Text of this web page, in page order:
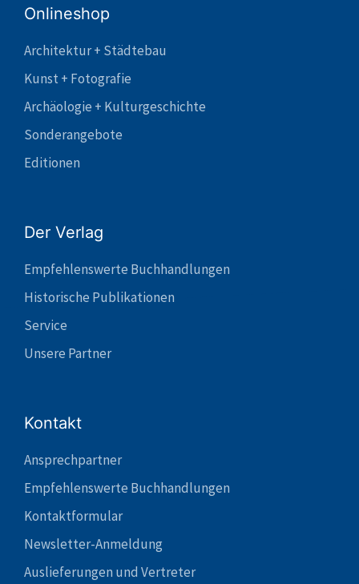
Onlineshop
Architektur + Städtebau
Kunst + Fotografie
Archäologie + Kulturgeschichte
Sonderangebote
Editionen
Der Verlag
Empfehlenswerte Buchhandlungen
Historische Publikationen
Service
Unsere Partner
Kontakt
Ansprechpartner
Empfehlenswerte Buchhandlungen
Kontaktformular
Newsletter-Anmeldung
Auslieferungen und Vertreter